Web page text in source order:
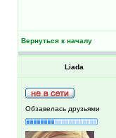
Вернуться к началу
Liada
Обзавелась друзьями